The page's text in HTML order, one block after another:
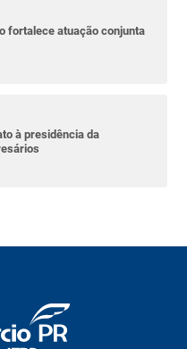
fortalece atuação conjunta
à presidência da